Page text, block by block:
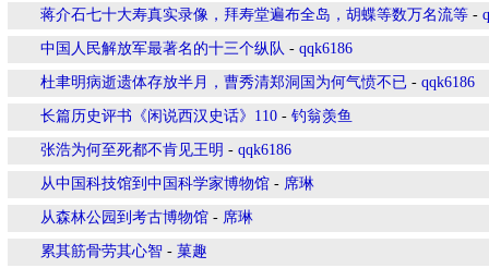
蒋介石七十大寿真实录像，拜寿堂遍布全岛，胡蝶等数万名流等 -
中国人民解放军最著名的十三个纵队 - qqk6186
杜聿明病逝遗体存放半月，曹秀清郑洞国为何气愤不已 - qqk6186
长篇历史评书《闲说西汉史话》110 - 钓翁羡鱼
张浩为何至死都不肯见王明 - qqk6186
从中国科技馆到中国科学家博物馆 - 席琳
从森林公园到考古博物馆 - 席琳
累其筋骨劳其心智 - 菓趣